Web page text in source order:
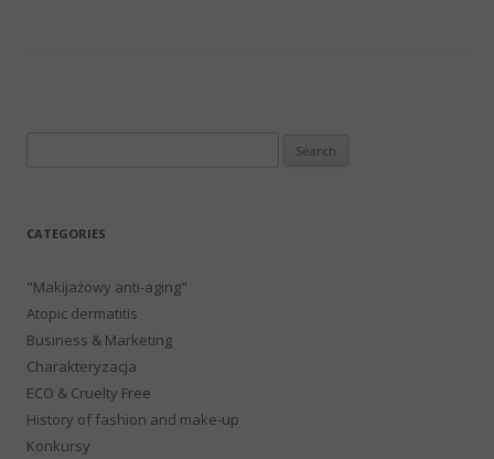
CATEGORIES
"Makijażowy anti-aging"
Atopic dermatitis
Business & Marketing
Charakteryzacja
ECO & Cruelty Free
History of fashion and make-up
Konkursy